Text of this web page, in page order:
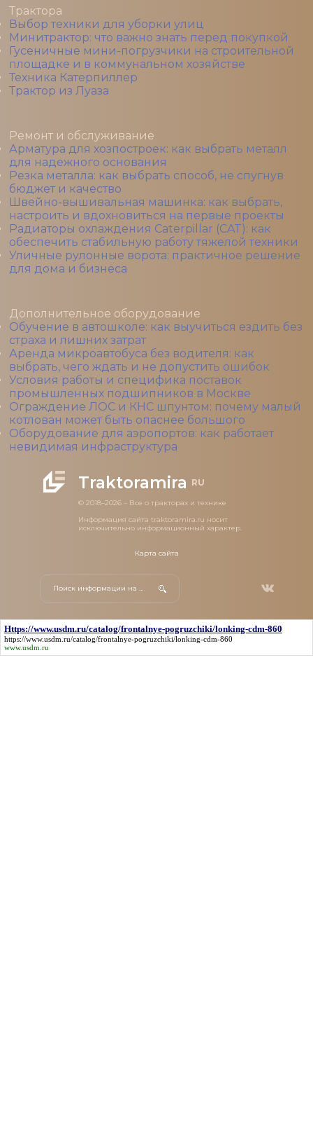
Трактора
Выбор техники для уборки улиц
Минитрактор: что важно знать перед покупкой
Гусеничные мини-погрузчики на строительной
площадке и в коммунальном хозяйстве
Техника Катерпиллер
Трактор из Луаза
Ремонт и обслуживание
Арматура для хозпостроек: как выбрать металл
для надежного основания
Резка металла: как выбрать способ, не спугнув
бюджет и качество
Швейно-вышивальная машинка: как выбрать,
настроить и вдохновиться на первые проекты
Радиаторы охлаждения Caterpillar (CAT): как
обеспечить стабильную работу тяжелой техники
Уличные рулонные ворота: практичное решение
для дома и бизнеса
Дополнительное оборудование
Обучение в автошколе: как выучиться ездить без
страха и лишних затрат
Аренда микроавтобуса без водителя: как
выбрать, чего ждать и не допустить ошибок
Условия работы и специфика поставок
промышленных подшипников в Москве
Ограждение ЛОС и КНС шпунтом: почему малый
котлован может быть опаснее большого
Оборудование для аэропортов: как работает
невидимая инфраструктура
Traktoramira RU
© 2018–2026 – Все о тракторах и технике
Информация сайта traktoramira.ru носит
исключительно информационный характер.
Карта сайта
Https://www.usdm.ru/catalog/frontalnye-pogruzchiki/lonking-cdm-860
https://www.usdm.ru/catalog/frontalnye-pogruzchiki/lonking-cdm-860
www.usdm.ru